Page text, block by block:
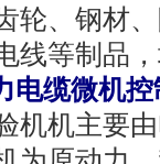
轮、钢材
线等制品
电缆微机
机机主要